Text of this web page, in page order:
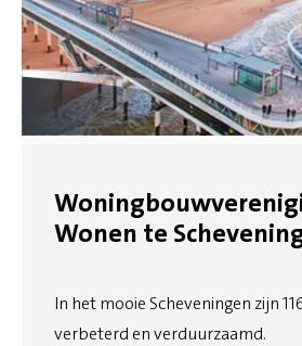
Wonen te
In het mooie Scheveningen zijn
verbeterd en verduurzaamd.